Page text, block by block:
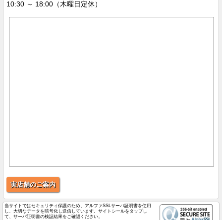
10:30 ～ 18:00（木曜日定休）
実店舗のご案内
当サイトではセキュリティ保護のため、アルファSSLサーバ証明書を使用
し、大切なデータを暗号化し送信しています。サイトシールをタップし
て、サーバ証明書の検証結果をご確認ください。